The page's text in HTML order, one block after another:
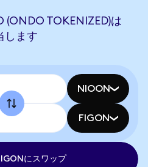
TOKENIZED)は
します
NIOON
FIGON
にスワップ